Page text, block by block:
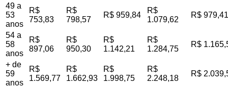
49 a
53
anos
R$
753,83
R$
798,57
R$ 959,84
R$
1.079,62
R$ 979,41
54 a
58
anos
R$
897,06
R$
950,30
R$
1.142,21
R$
1.284,75
R$
+ de
59
anos
R$
1.569,77
R$
1.662,93
R$
1.998,75
R$
2.248,18
R$